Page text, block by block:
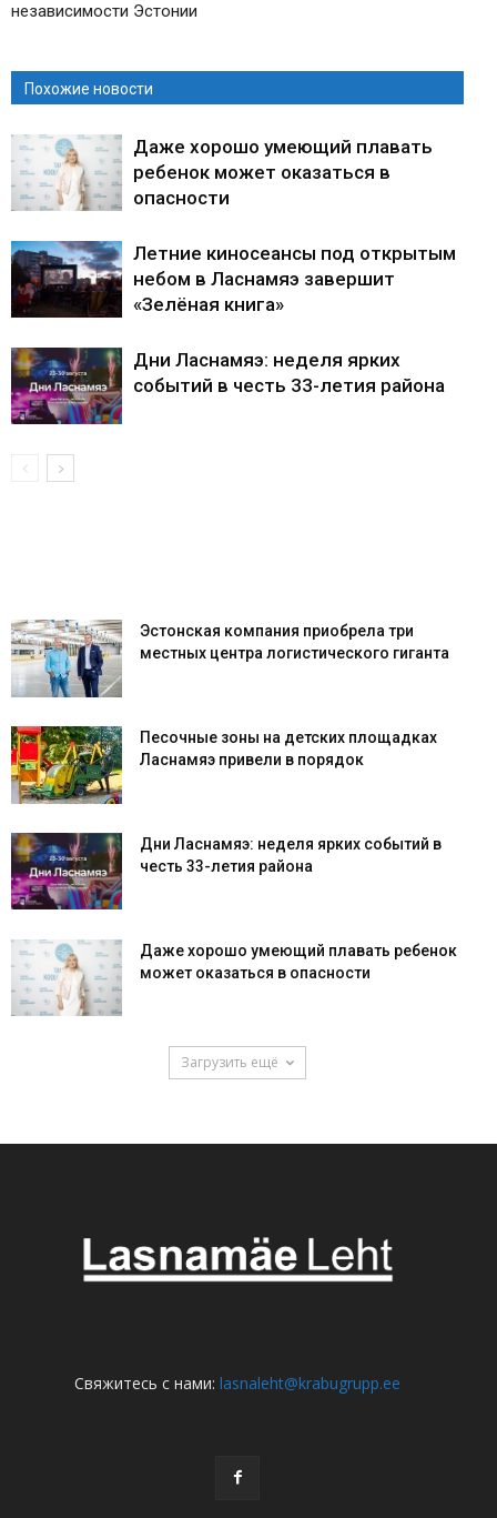
независимости Эстонии
Похожие новости
Даже хорошо умеющий плавать
ребенок может оказаться в
опасности
Летние киносеансы под открытым
небом в Ласнамяэ завершит
«Зелёная книга»
Дни Ласнамяэ: неделя ярких
событий в честь 33-летия района
Эстонская компания приобрела три
местных центра логистического гиганта
Песочные зоны на детских площадках
Ласнамяэ привели в порядок
Дни Ласнамяэ: неделя ярких событий в
честь 33-летия района
Даже хорошо умеющий плавать ребенок
может оказаться в опасности
Загрузить ещё
Свяжитесь с нами: lasnaleht@krabugrupp.ee